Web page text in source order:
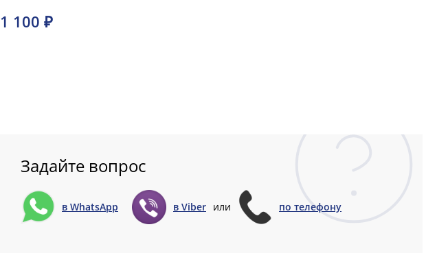
1 100 ₽
Задайте вопрос
в WhatsApp в Viber или по телефону